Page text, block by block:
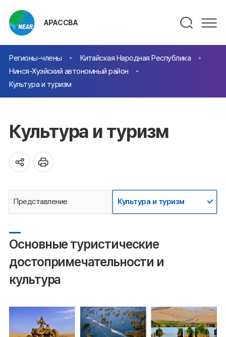
АРАССВА
Регионы-члены
Китайская Народная Республика
Нинся-Хуэйский автономный район
Культура и туризм
Культура и туризм
Представление Культура и туризм
Основные туристические
достопримечательности и
культура